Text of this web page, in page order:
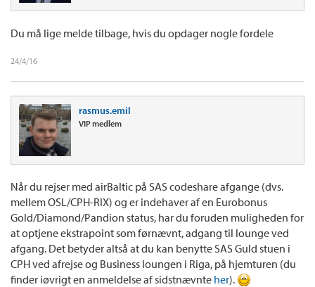
Du må lige melde tilbage, hvis du opdager nogle fordele
24/4/16
rasmus.emil
VIP medlem
Når du rejser med airBaltic på SAS codeshare afgange (dvs.
mellem OSL/CPH-RIX) og er indehaver af en Eurobonus
Gold/Diamond/Pandion status, har du foruden muligheden for
at optjene ekstrapoint som førnævnt, adgang til lounge ved
afgang. Det betyder altså at du kan benytte SAS Guld stuen i
CPH ved afrejse og Business loungen i Riga, på hjemturen (du
finder iøvrigt en anmeldelse af sidstnævnte her).